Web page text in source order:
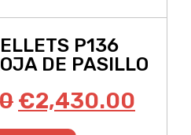
P136
DE PASILLO
€2,430.00